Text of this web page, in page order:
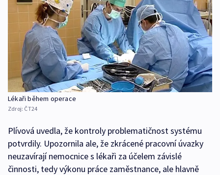
Lékaři během operace
Zdroj: ČT24
Plívová uvedla, že kontroly problematičnost systému
potvrdily. Upozornila ale, že zkrácené pracovní úvazky
neuzavírají nemocnice s lékaři za účelem závislé
činnosti, tedy výkonu práce zaměstnance, ale hlavně